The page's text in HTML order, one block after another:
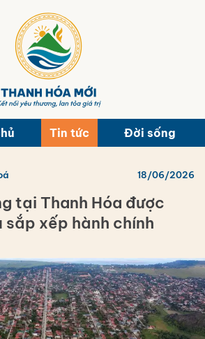
Tin tức Đời sống
18/06/2026
tại Thanh Hóa được
sắp xếp hành chính